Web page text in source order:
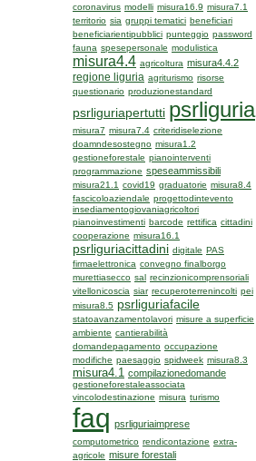
coronavirus modelli misura16.9 misura7.1
territorio sia gruppi tematici beneficiari
beneficiarientipubblici punteggio password
fauna spesepersonale modulistica
misura4.4 agricoltura misura4.4.2
regione liguria agriturismo risorse
questionario produzionestandard
psrliguriapertutti psrliguria
misura7 misura7.4 criteridiselezione
doamndesostegno misura1.2
gestioneforestale pianointerventi
programmazione speseammissibili
misura21.1 covid19 graduatorie misura8.4
fascicoloaziendale progettodintevento
insediamentogiovaniagricoltori
pianoinvestimenti barcode rettifica cittadini
cooperazione misura16.1
psrliguriacittadini digitale PAS
firmaelettronica convegno finalborgo
murettiasecco sal recinzionicomprensoriali
vitellonicoscia siar recuperoterrenincolti pei
misura8.5 psrliguriafacile
statoavanzamentolavori misure a superficie
ambiente cantierabilità
domandepagamento occupazione
modifiche paesaggio spidweek misura8.3
misura4.1 compilazionedomande
gestioneforestaleassociata
vincolodestinazione misura turismo
faq psrliguriaimprese
computometrico rendicontazione extra-
agricole misure forestali